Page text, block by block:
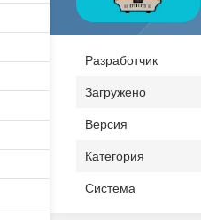
Разработчик
Загружено
Версия
Категория
Система